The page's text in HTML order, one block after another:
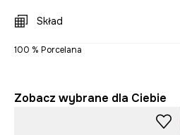
Skład
100 % Porcelana
Zobacz wybrane dla Ciebie